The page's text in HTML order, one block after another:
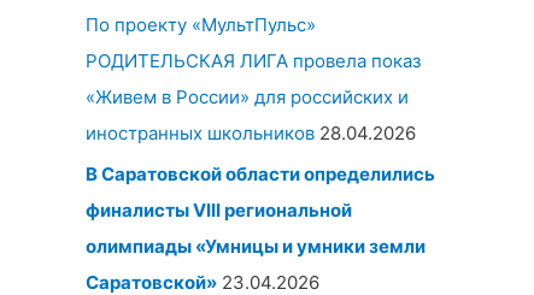
По проекту «МультПульс»
РОДИТЕЛЬСКАЯ ЛИГА провела показ
«Живем в России» для российских и
иностранных школьников 28.04.2026
В Саратовской области определились
финалистыVIII региональной
олимпиады «Умницы и умники земли
Саратовской» 23.04.2026